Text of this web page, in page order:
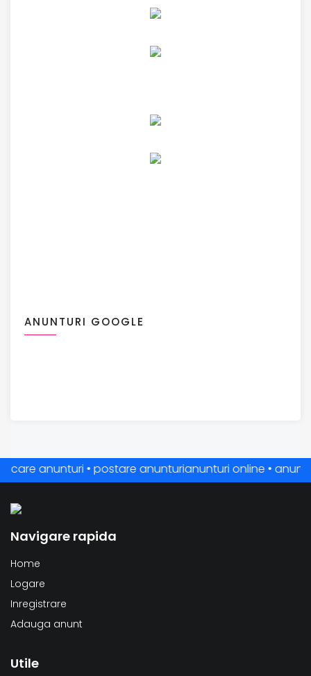
ANUNTURI GOOGLE
anunturi • postare anunturianunturi online •
Navigare rapida
Home
Logare
Inregistrare
Adauga anunt
Utile